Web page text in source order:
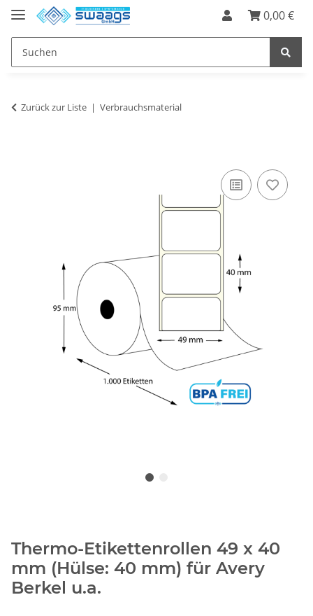
0,00 €
Zurück zur Liste Verbrauchsmaterial
Thermo-Etikettenrollen 49 x 40
mm (Hülse: 40 mm) für Avery
Berkel u.a.